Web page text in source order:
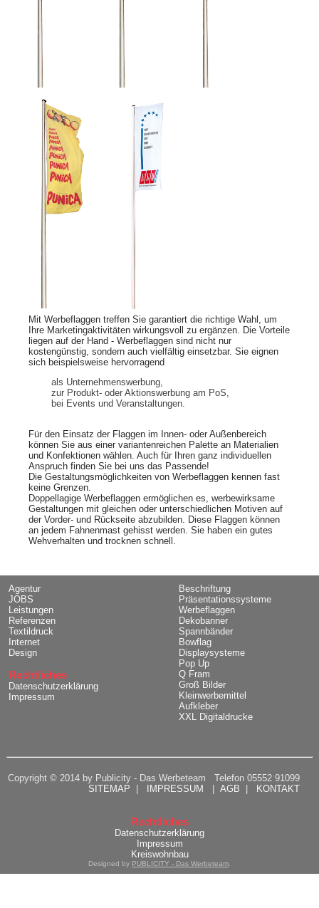
Mit Werbeflaggen treffen Sie garantiert die richtige Wahl, um
Ihre Marketingaktivitäten wirkungsvoll zu ergänzen. Die Vorteile
liegen auf der Hand - Werbeflaggen sind nicht nur
kostengünstig, sondern auch vielfältig einsetzbar. Sie eignen
sich beispielsweise hervorragend
als Unternehmenswerbung,
zur Produkt- oder Aktionswerbung am PoS,
bei Events und Veranstaltungen.
Für den Einsatz der Flaggen im Innen- oder Außenbereich
können Sie aus einer variantenreichen Palette an Materialien
und Konfektionen wählen. Auch für Ihren ganz individuellen
Anspruch finden Sie bei uns das Passende!
Die Gestaltungsmöglichkeiten von Werbeflaggen kennen fast
keine Grenzen.
Doppellagige Werbeflaggen ermöglichen es, werbewirksame
Gestaltungen mit gleichen oder unterschiedlichen Motiven auf
der Vorder- und Rückseite abzubilden. Diese Flaggen können
an jedem Fahnenmast gehisst werden. Sie haben ein gutes
Wehverhalten und trocknen schnell.
Agentur
JOBS
Leistungen
Referenzen
Textildruck
Internet
Design
Rechtliches
Datenschutzerklärung
Impressum
Beschriftung
Präsentationssysteme
Werbeflaggen
Dekobanner
Spannbänder
Bowflag
Displaysysteme
Pop Up
Q Fram
Groß Bilder
Kleinwerbemittel
Aufkleber
XXL Digitaldrucke
Copyright © 2014 by Publicity - Das Werbeteam Telefon 05552 91099
SITEMAP
IMPRESSUM AGB KONTAKT
Rechtliches
Datenschutzerklärung
Impressum
Kreiswohnbau
Designed by PUBLICITY - Das Werbeteam.